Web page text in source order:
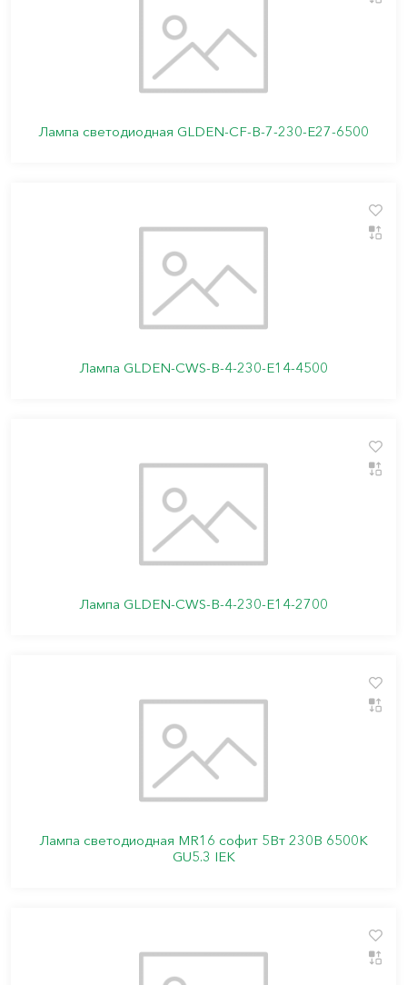
Лампа светодиодная GLDEN-CF-B-7-230-E27-6500
Лампа GLDEN-CWS-B-4-230-E14-4500
Лампа GLDEN-CWS-B-4-230-E14-2700
Лампа светодиодная MR16 софит 5Вт 230В 6500К
GU5.3 IEK